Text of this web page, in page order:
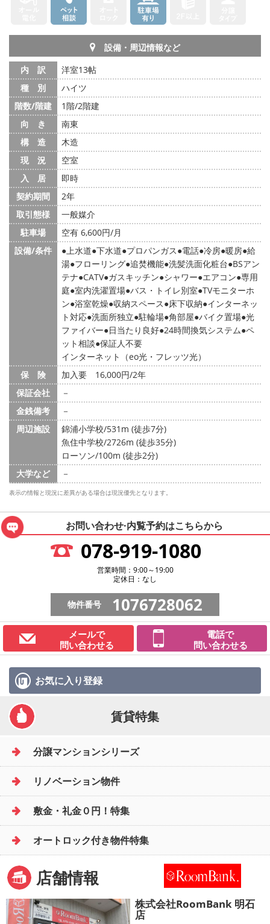
設備・周辺情報など
内 訳
洋室13帖
種 別
ハイツ
階数/階建
1階/2階建
向 き
南東
構 造
木造
現 況
空室
入 居
即時
契約期間
2年
取引態様
一般媒介
駐車場
空有 6,600円/月
設備/条件
上水道 下水道 プロパンガス 電話 冷房 暖房 給
湯 フローリング 追焚機能 洗髪洗面化粧台 BSアン
テナ CATV ガスキッチン シャワー エアコン 専用
庭 室内洗濯置場 バス・トイレ別室 TVモニターホ
ン 浴室乾燥 収納スペース 床下収納 インターネッ
ト対応 洗面所独立 駐輪場 角部屋 バイク置場 光
ファイバー 日当たり良好 24時間換気システム ペ
ット相談 保証人不要
インターネット（eo光・フレッツ光）
保 険
加入要 16,000円/2年
保証会社
－
金銭備考
－
周辺施設
錦浦小学校/531m (徒歩7分)
魚住中学校/2726m (徒歩35分)
ローソン/100m (徒歩2分)
大学など
－
表示の情報と現況に差異がある場合は現況優先となります。
お問い合わせ·内覧予約はこちらから
078-919-1080
営業時間：9:00～19:00
定休日：なし
物件番号 1076728062
メールで
問い合わせる
電話で
問い合わせる
お気に入り登録
賃貸特集
分譲マンションシリーズ
リノベーション物件
敷金・礼金０円！特集
オートロック付き物件特集
店舗情報
株式会社RoomBank 明石
店